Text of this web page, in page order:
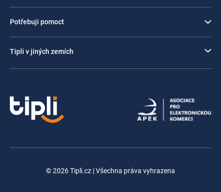
Potřebuji pomoct
Tipli v jiných zemích
© 2026 Tipli.cz | Všechna práva vyhrazena